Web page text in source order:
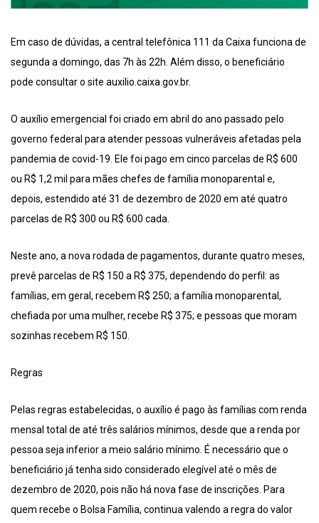
Em caso de dúvidas, a central telefônica 111 da Caixa funciona de
segunda a domingo, das 7h às 22h. Além disso, o beneficiário
pode consultar o site auxilio.caixa.gov.br.
O auxílio emergencial foi criado em abril do ano passado pelo
governo federal para atender pessoas vulneráveis afetadas pela
pandemia de covid-19. Ele foi pago em cinco parcelas de R$ 600
ou R$ 1,2 mil para mães chefes de família monoparental e,
depois, estendido até 31 de dezembro de 2020 em até quatro
parcelas de R$ 300 ou R$ 600 cada.
Neste ano, a nova rodada de pagamentos, durante quatro meses,
prevê parcelas de R$ 150 a R$ 375, dependendo do perfil: as
famílias, em geral, recebem R$ 250; a família monoparental,
chefiada por uma mulher, recebe R$ 375; e pessoas que moram
sozinhas recebem R$ 150.
Regras
Pelas regras estabelecidas, o auxílio é pago às famílias com renda
mensal total de até três salários mínimos, desde que a renda por
pessoa seja inferior a meio salário mínimo. É necessário que o
beneficiário já tenha sido considerado elegível até o mês de
dezembro de 2020, pois não há nova fase de inscrições. Para
quem recebe o Bolsa Família, continua valendo a regra do valor